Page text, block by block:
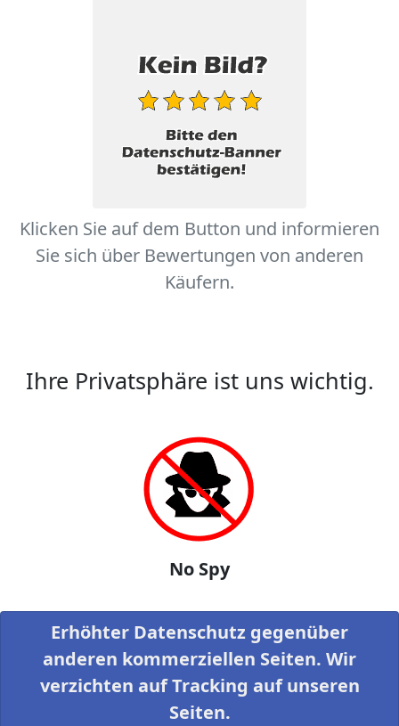
Klicken Sie auf dem Button und informieren
Sie sich über Bewertungen von anderen
Käufern.
Ihre Privatsphäre ist uns wichtig.
No Spy
Erhöhter Datenschutz gegenüber
anderen kommerziellen Seiten. Wir
verzichten auf Tracking auf unseren
Seiten.